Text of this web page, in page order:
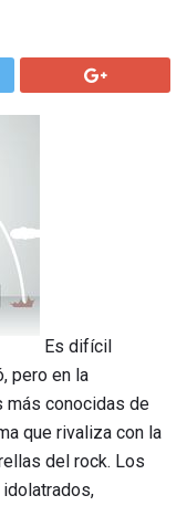
Es difícil
pero en la
más conocidas de
que rivaliza con la
del rock. Los